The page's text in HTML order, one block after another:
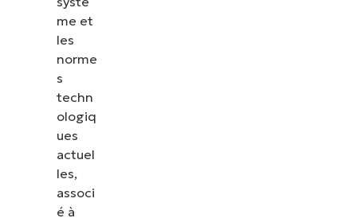
me et
les
norme
s
techn
ologiq
ues
actuel
les,
associ
é à